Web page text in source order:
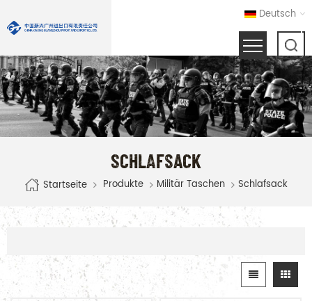
Deutsch
SCHLAFSACK
Startseite Produkte Militär Taschen Schlafsack